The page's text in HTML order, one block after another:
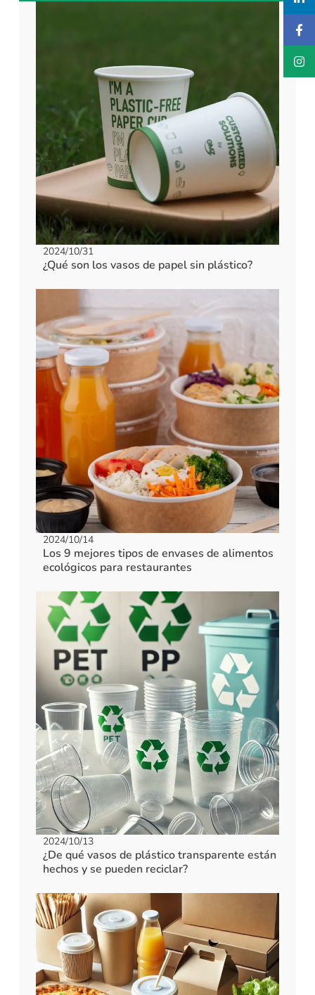
2024/10/31
¿Qué son los vasos de papel sin plástico?
2024/10/14
Los 9 mejores tipos de envases de alimentos
ecológicos para restaurantes
2024/10/13
¿De qué vasos de plástico transparente están
hechos y se pueden reciclar?